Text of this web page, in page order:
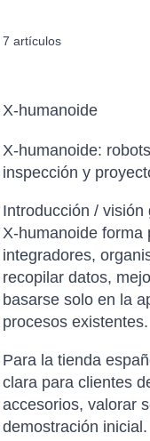
7 artículos
X-humanoide
X-humanoide:
inspección y
Introducción / visión
X-humanoide forma
integradores,
recopilar datos,
basarse solo en la
procesos existentes.
Para la tienda
clara para clientes
accesorios, valorar
demostración inicial.